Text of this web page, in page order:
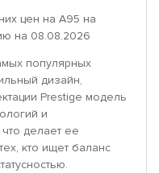
цен на A95 на
на 08.08.2026
популярных
дизайн,
Prestige модель
и
делает ее
кто ищет баланс